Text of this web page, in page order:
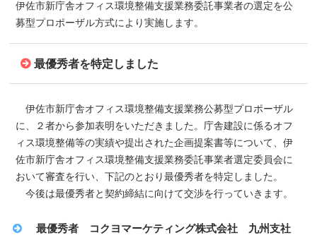
伊佐市新庁舎オフィス環境整備支援業務委託事業者の選定を公
募型プロポーザル方式により実施します。
最優秀者を特定しました
伊佐市新庁舎オフィス環境整備支援業務公募型プロポーザル
に、２者から参加表明をいただきました。庁舎建設に係るオフ
ィス環境整備等の実績や提出された企画提案書等について、伊
佐市新庁舎オフィス環境整備支援業務委託事業者選定委員会に
おいて審査を行い、下記のとおり最優秀者を特定しました。
今後は最優秀者と契約締結に向けて交渉を行っていきます。
最優秀者 コクヨマーケティング株式会社 九州支社